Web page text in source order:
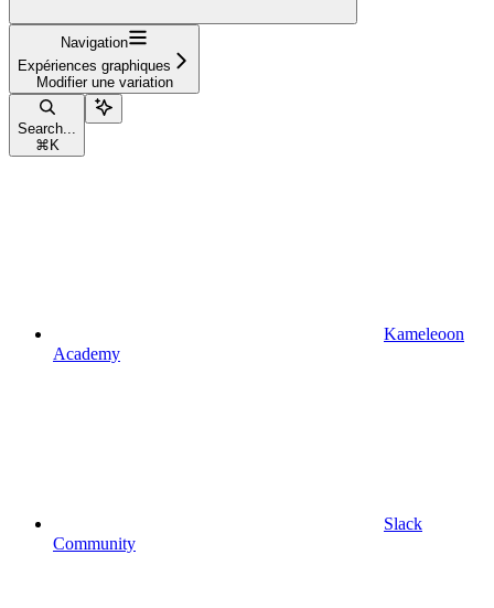
Navigation
Expériences graphiques
Modifier une variation
Search...
⌘ K
Kameleoon
Academy
Slack
Community